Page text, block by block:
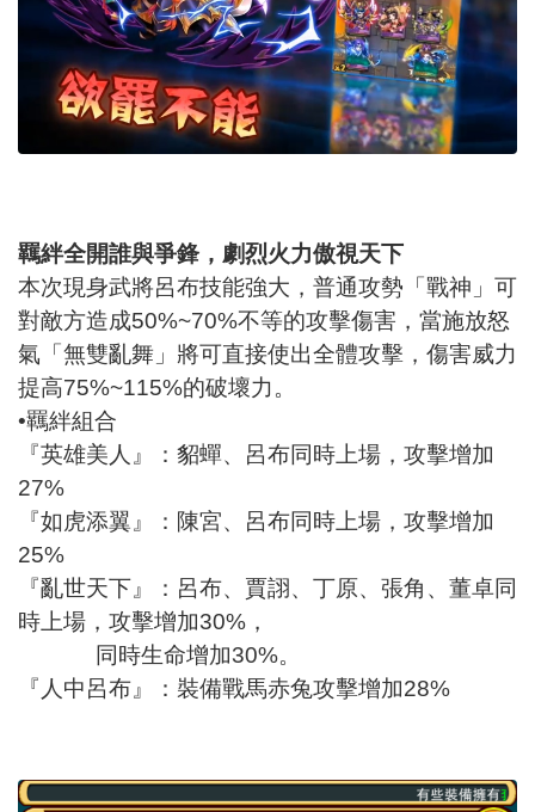
羈絆全開誰與爭鋒，劇烈火力傲視天下
本次現身武將呂布技能強大，普通攻勢「戰神」可
對敵方造成50%~70%不等的攻擊傷害，當施放怒
氣「無雙亂舞」將可直接使出全體攻擊，傷害威力
提高75%~115%的破壞力。
•羈絆組合
『英雄美人』：貂蟬、呂布同時上場，攻擊增加
27%
『如虎添翼』：陳宮、呂布同時上場，攻擊增加
25%
『亂世天下』：呂布、賈詡、丁原、張角、董卓同
時上場，攻擊增加30%，
同時生命增加30%。
『人中呂布』：裝備戰馬赤兔攻擊增加28%